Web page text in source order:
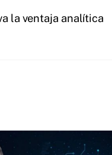
la ventaja analítica